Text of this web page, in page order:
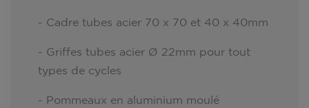
- Cadre tubes acier 70 x 70 et 40 x 40mm
- Griffes tubes acier Ø 22mm pour tout
types de cycles
- Pommeaux en aluminium moulé